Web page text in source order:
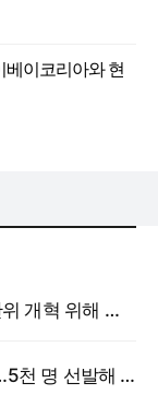
이코리아와 현
정부, '참정권 침해' 규명 총력... "선관위 개혁 위해 국정조사 등 모든 조치"
6만 명 몰린 '모두의 창업' 본격 시동…5천 명 선발해 밀착 지원